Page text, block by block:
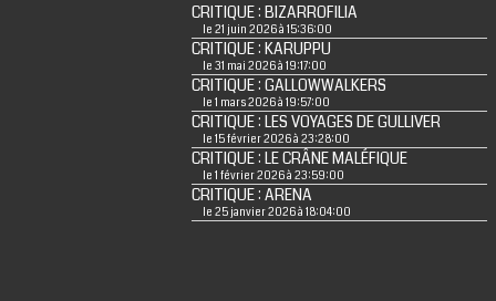
CRITIQUE : BIZARROFILIA
le 21 juin 2026 à 15:36:00
CRITIQUE : KARUPPU
le 31 mai 2026 à 19:17:00
CRITIQUE : GALLOWWALKERS
le 1 mars 2026 à 19:57:00
CRITIQUE : LES VOYAGES DE GULLIVER
le 15 février 2026 à 23:28:00
CRITIQUE : LE CRÂNE MALÉFIQUE
le 1 février 2026 à 23:59:00
CRITIQUE : ARENA
le 25 janvier 2026 à 18:04:00